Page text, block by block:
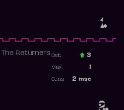
1.
2.
The Returners Ost.: 3
Max:
2 msc
Czas: